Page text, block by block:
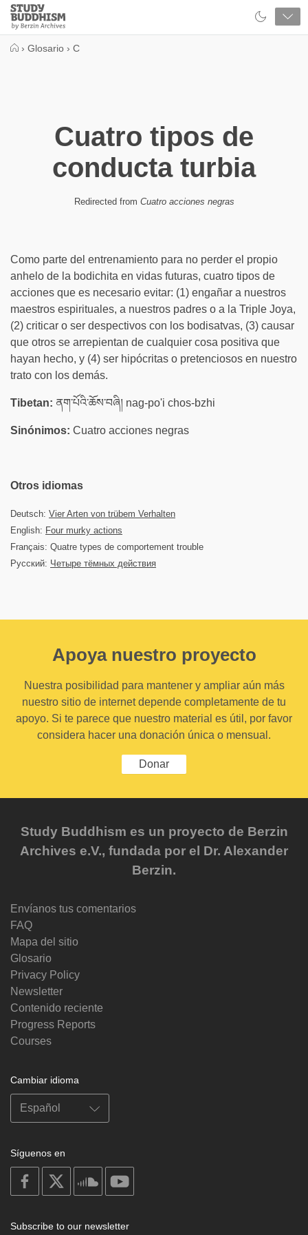
Close
Study
Buddhism
› Glosario › C
Cuatro tipos de
conducta turbia
Redirected from Cuatro acciones negras
Como parte del entrenamiento para no perder el propio
anhelo de la bodichita en vidas futuras, cuatro tipos de
acciones que es necesario evitar: (1) engañar a nuestros
maestros espirituales, a nuestros padres o a la Triple Joya,
(2) criticar o ser despectivos con los bodisatvas, (3) causar
que otros se arrepientan de cualquier cosa positiva que
hayan hecho, y (4) ser hipócritas o pretenciosos en nuestro
trato con los demás.
Tibetan: ནག་པོའི་ཆོས་བཞི། nag-po'i chos-bzhi
Sinónimos: Cuatro acciones negras
Otros idiomas
Deutsch: Vier Arten von trübem Verhalten
English: Four murky actions
Français: Quatre types de comportement trouble
Русский: Четыре тёмных действия
Apoya nuestro proyecto
Nuestra posibilidad para mantener y ampliar aún más
nuestro sitio de internet depende completamente de tu
apoyo. Si te parece que nuestro material es útil, por favor
considera hacer una donación única o mensual.
Donar
Study Buddhism es un proyecto de Berzin
Archives e.V., fundada por el Dr. Alexander
Berzin.
Envíanos tus comentarios
FAQ
Mapa del sitio
Glosario
Privacy Policy
Newsletter
Contenido reciente
Progress Reports
Courses
Cambiar idioma
Síguenos en
on
facebook
soundcloud
Subscribe to our newsletter